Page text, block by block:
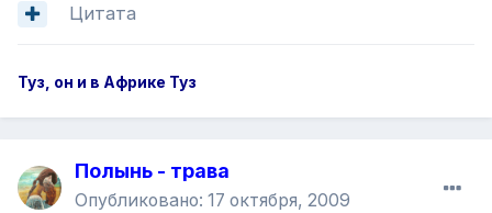
Цитата
Туз, он и в Африке Туз
Полынь - трава
Опубликовано: 17 октября, 2009